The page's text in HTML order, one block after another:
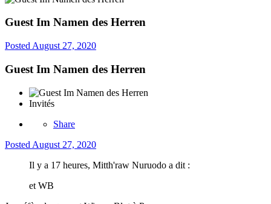
Guest Im Namen des Herren
Posted August 27, 2020
Guest Im Namen des Herren
Invités
Share
Posted August 27, 2020
Il y a 17 heures, Mitth'raw Nuruodo a dit :
et WB